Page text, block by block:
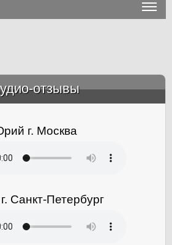
отзывы
г. Москва
Санкт-Петербург